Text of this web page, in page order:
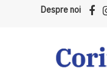
Despre noi